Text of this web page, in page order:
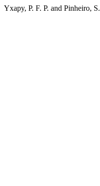
Yxapy, P. F. P. and Pinheiro,